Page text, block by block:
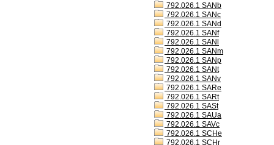
792.026.1 SANb
792.026.1 SANc
792.026.1 SANd
792.026.1 SANf
792.026.1 SANl
792.026.1 SANm
792.026.1 SANp
792.026.1 SANt
792.026.1 SANv
792.026.1 SARe
792.026.1 SARt
792.026.1 SASt
792.026.1 SAUa
792.026.1 SAVc
792.026.1 SCHe
792.026.1 SCHr